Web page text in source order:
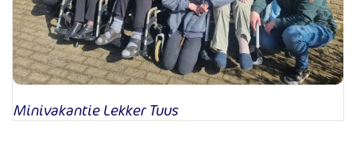
Minivakantie Lekker Tuus